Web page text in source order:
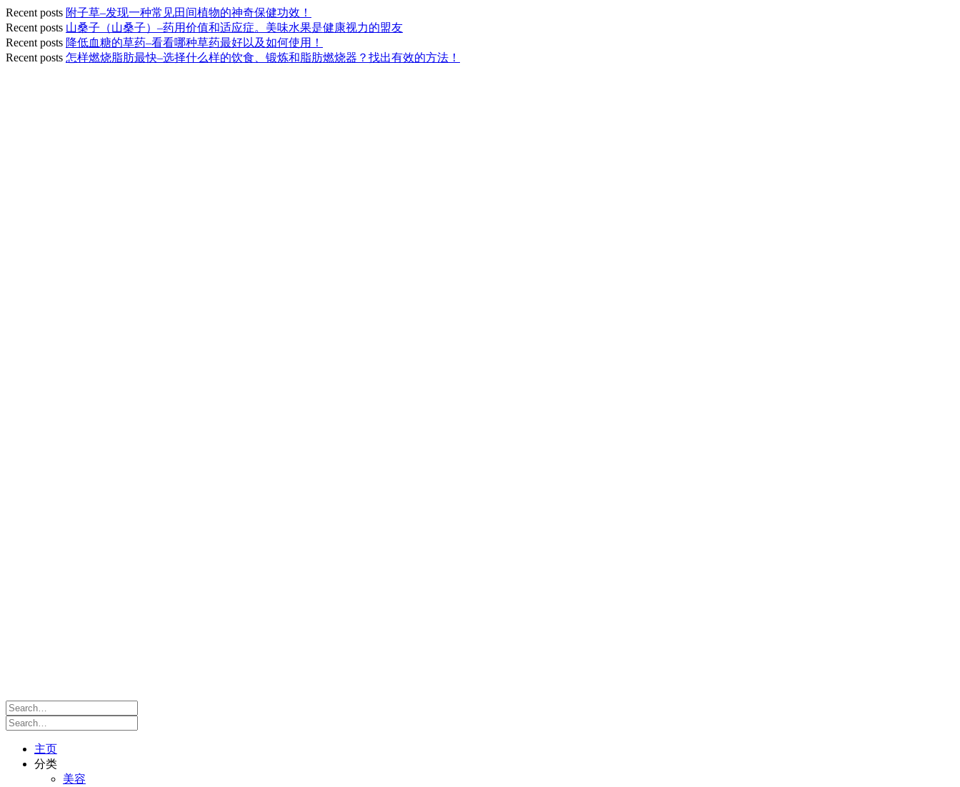
Recent posts 附子草–发现一种常见田间植物的神奇保健功效！
Recent posts 山桑子（山桑子）–药用价值和适应症。美味水果是健康视力的盟友
Recent posts 降低血糖的草药–看看哪种草药最好以及如何使用！
Recent posts 怎样燃烧脂肪最快–选择什么样的饮食、锻炼和脂肪燃烧器？找出有效的方法！
主页
分类
美容